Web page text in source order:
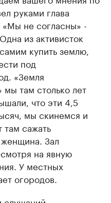
руками глава
«Мы не согласны» -
из активисток
купить землю,
под
«Земля
там столько лет
что эти 4,5
мы скинемся и
там сажать
Зал
на явную
У местных
огородов.